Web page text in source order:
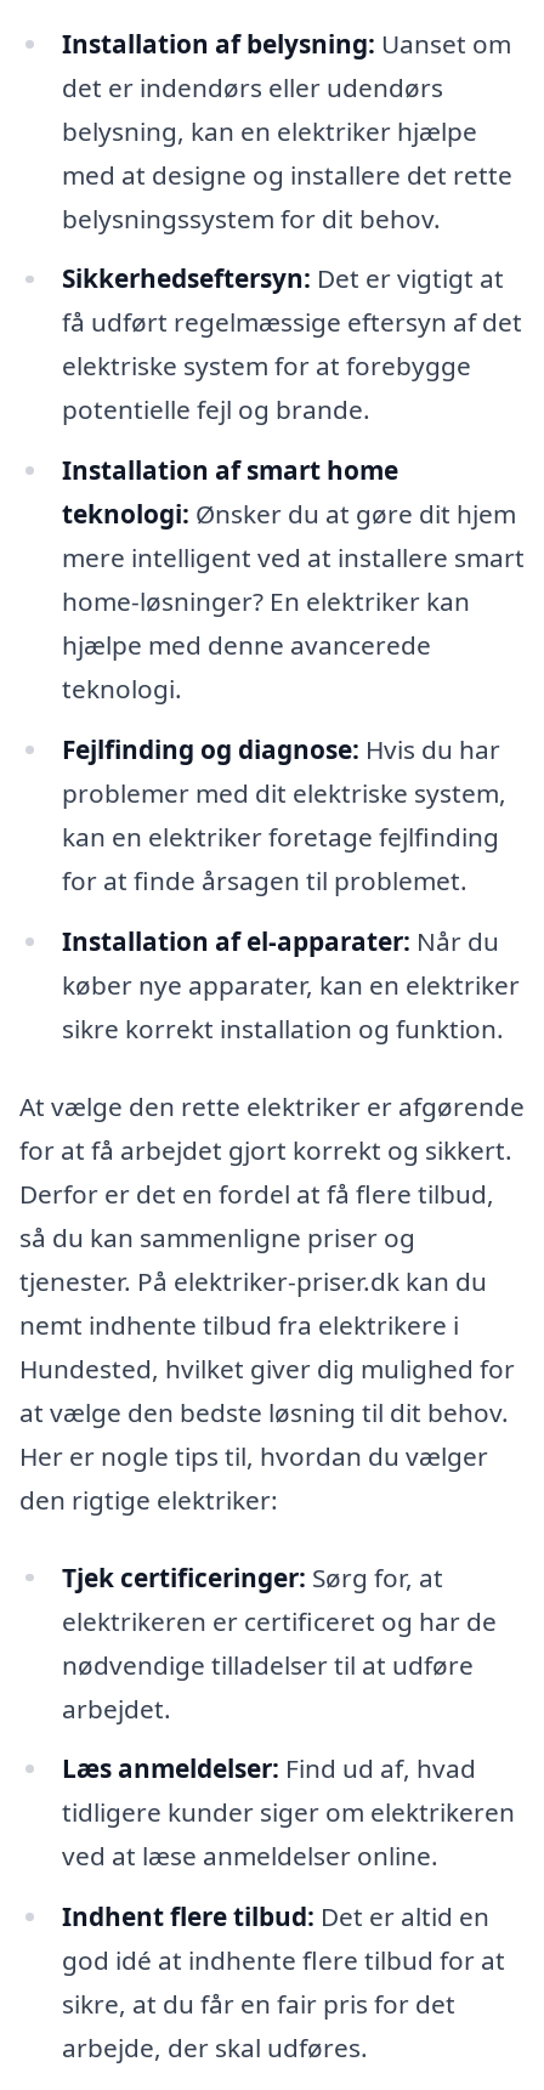
Installation af belysning: Uanset om
det er indendørs eller udendørs
belysning, kan en elektriker hjælpe
med at designe og installere det rette
belysningssystem for dit behov.
Sikkerhedseftersyn: Det er vigtigt at
få udført regelmæssige eftersyn af det
elektriske system for at forebygge
potentielle fejl og brande.
Installation af smart home
teknologi: Ønsker du at gøre dit hjem
mere intelligent ved at installere smart
home-løsninger? En elektriker kan
hjælpe med denne avancerede
teknologi.
Fejlfinding og diagnose: Hvis du har
problemer med dit elektriske system,
kan en elektriker foretage fejlfinding
for at finde årsagen til problemet.
Installation af el-apparater: Når du
køber nye apparater, kan en elektriker
sikre korrekt installation og funktion.
At vælge den rette elektriker er afgørende
for at få arbejdet gjort korrekt og sikkert.
Derfor er det en fordel at få flere tilbud,
så du kan sammenligne priser og
tjenester. På elektriker-priser.dk kan du
nemt indhente tilbud fra elektrikere i
Hundested, hvilket giver dig mulighed for
at vælge den bedste løsning til dit behov.
Her er nogle tips til, hvordan du vælger
den rigtige elektriker:
Tjek certificeringer: Sørg for, at
elektrikeren er certificeret og har de
nødvendige tilladelser til at udføre
arbejdet.
Læs anmeldelser: Find ud af, hvad
tidligere kunder siger om elektrikeren
ved at læse anmeldelser online.
Indhent flere tilbud: Det er altid en
god idé at indhente flere tilbud for at
sikre, at du får en fair pris for det
arbejde, der skal udføres.